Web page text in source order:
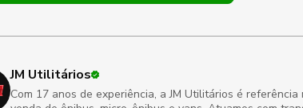
JM Utilitários
Com 17 anos de experiência, a JM Utilitários é referência